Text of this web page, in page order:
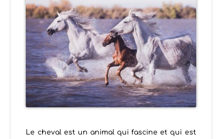
Le cheval est un animal qui fascine et qui est